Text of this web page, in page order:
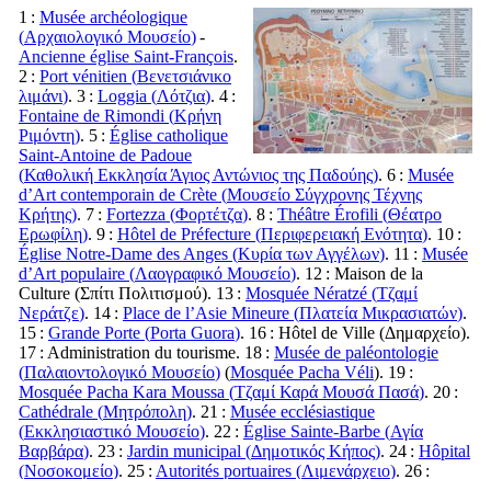
1 : Musée archéologique
(Αρχαιολογικό Μουσείο)-
Ancienne église Saint-François.
2 : Port vénitien (Βενετσιάνικο
λιμάνι). 3 : Loggia (Λότζια). 4 :
Fontaine de Rimondi (Κρήνη
Ριμόντη). 5 : Église catholique
Saint-Antoine de Padoue
(Καθολική Εκκλησία Άγιος Αντώνιος της Παδούης). 6 : Musée
d’Art contemporain de Crète (Μουσείο Σύγχρονης Τέχνης
Κρήτης). 7 : Fortezza (Φορτέτζα). 8 : Théâtre Érofili (Θέατρο
Ερωφίλη). 9 : Hôtel de Préfecture (Περιφερειακή Ενότητα). 10 :
Église Notre-Dame des Anges (Κυρία των Αγγέλων). 11 : Musée
d’Art populaire (Λαογραφικό Μουσείο). 12 : Maison de la
Culture (Σπίτι Πολιτισμού). 13 : Mosquée Nératzé (Τζαμί
Νεράτζε). 14 : Place de l’Asie Mineure (Πλατεία Μικρασιατών).
15 : Grande Porte (Porta Guora). 16 : Hôtel de Ville (Δημαρχείο).
17 : Administration du tourisme. 18 : Musée de paléontologie
(Παλαιοντολογικό Μουσείο) (Mosquée Pacha Véli). 19 :
Mosquée Pacha Kara Moussa (Τζαμί Καρά Μουσά Πασά). 20 :
Cathédrale (Μητρόπολη). 21 : Musée ecclésiastique
(Εκκλησιαστικό Μουσείο). 22 : Église Sainte-Barbe (Αγία
Βαρβάρα). 23 : Jardin municipal (Δημοτικός Κήπος). 24 : Hôpital
(Νοσοκομείο). 25 : Autorités portuaires (Λιμενάρχειο). 26 :